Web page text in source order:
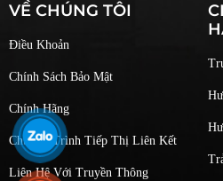
VỀ CHÚNG TÔI
Điều Khoản
Chính Sách Bảo Mật
Chính Hãng
Chương Trình Tiếp Thị Liên Kết
Liên Hệ Với Truyền Thông